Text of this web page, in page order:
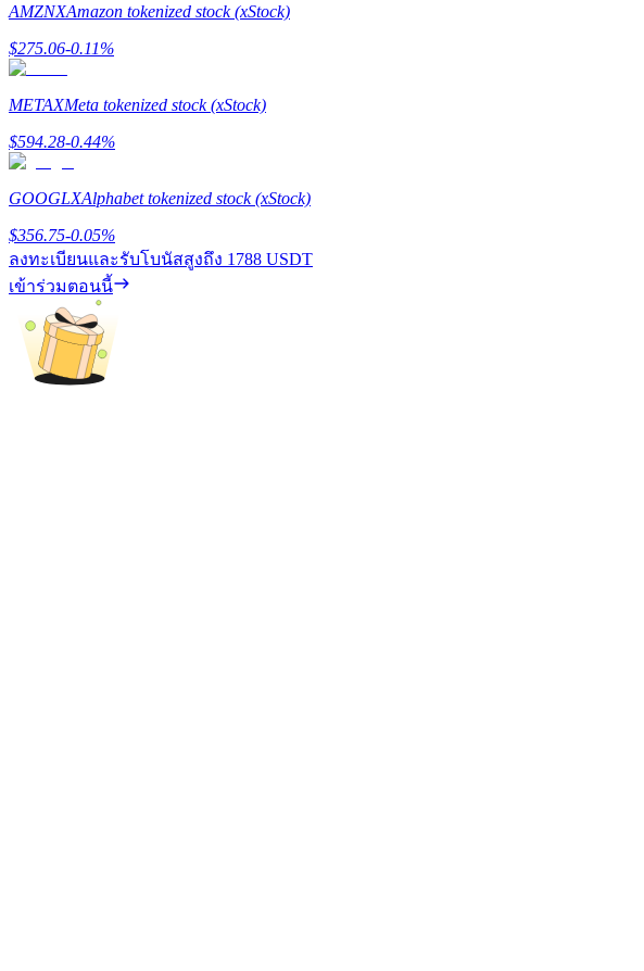
เรียนรู้วิธีการรักษาผลกำไร
AMZNXAmazon tokenized stock (xStock)
$275.06-0.11%
METAXMeta tokenized stock (xStock)
$594.28-0.44%
GOOGLXAlphabet tokenized stock (xStock)
$356.75-0.05%
ลงทะเบียนและรับโบนัสสูงถึง 1788 USDT
เข้าร่วมตอนนี้